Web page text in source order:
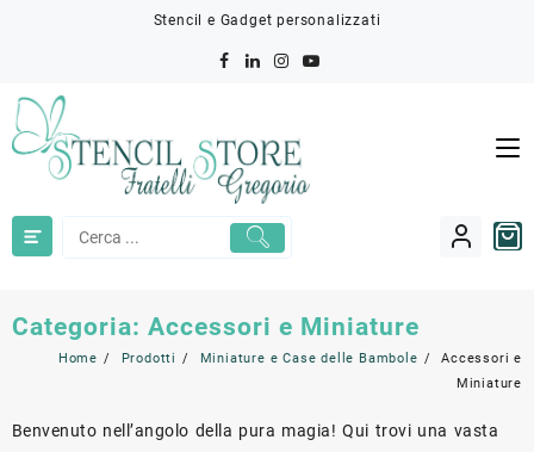
Stencil e Gadget personalizzati
Categoria: Accessori e Miniature
Home Prodotti Miniature e Case delle Bambole
Accessori e
Miniature
Benvenuto nell’angolo della pura magia! Qui trovi una vasta